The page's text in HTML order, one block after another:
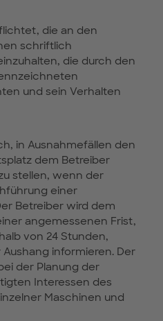
die an den
schriftlich
die durch den
und sein Verhalten
in Ausnahmefällen den
dem Betreiber
stellen, wenn der
einer
Betreiber wird dem
angemessenen Frist,
von 24 Stunden,
informieren. Der
der Planung der
Interessen des
Maschinen und